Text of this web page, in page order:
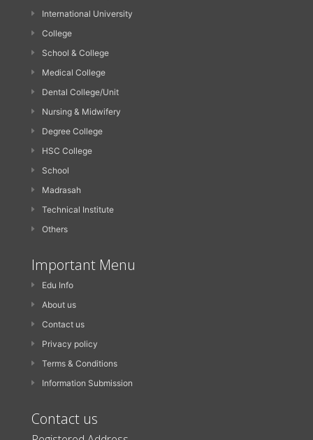
International University
College
School & College
Medical College
Dental College/Unit
Nursing & Midwifery
Degree College
HSC College
School
Madrasah
Technical Institute
Others
Important Menu
Edu Info
About us
Contact us
Privacy policy
Terms & Conditions
Information Submission
Contact us